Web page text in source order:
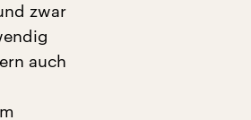
zwar
auch